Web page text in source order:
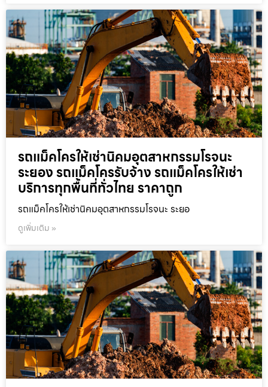
รถแม็คโครให้เช่านิคมอุตสาหกรรมโรจนะ
ระยอง รถแม็คโครรับจ้าง รถแม็คโครให้เช่า
บริการทุกพื้นที่ทั่วไทย ราคาถูก
รถแม็คโครให้เช่านิคมอุตสาหกรรมโรจนะ ระยอ
ดูเพิ่มเติม »